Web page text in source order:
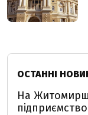
ОСТАННІ
На